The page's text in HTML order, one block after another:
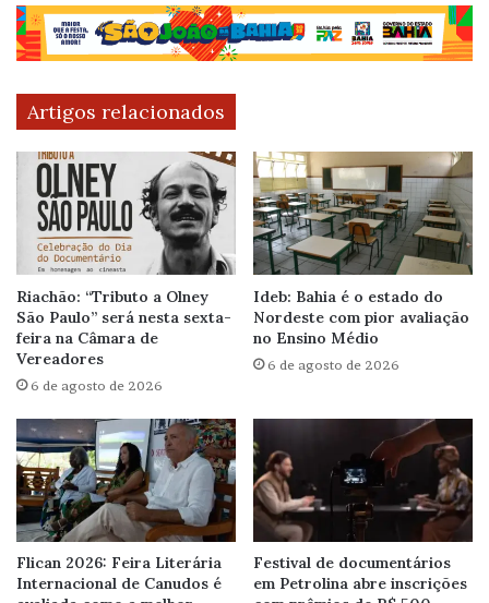
Artigos relacionados
Riachão: “Tributo a Olney
São Paulo” será nesta sexta-
feira na Câmara de
Vereadores
6 de agosto de 2026
Ideb: Bahia é o estado do
Nordeste com pior avaliação
no Ensino Médio
6 de agosto de 2026
Flican 2026: Feira Literária
Internacional de Canudos é
Festival de documentários
em Petrolina abre inscrições